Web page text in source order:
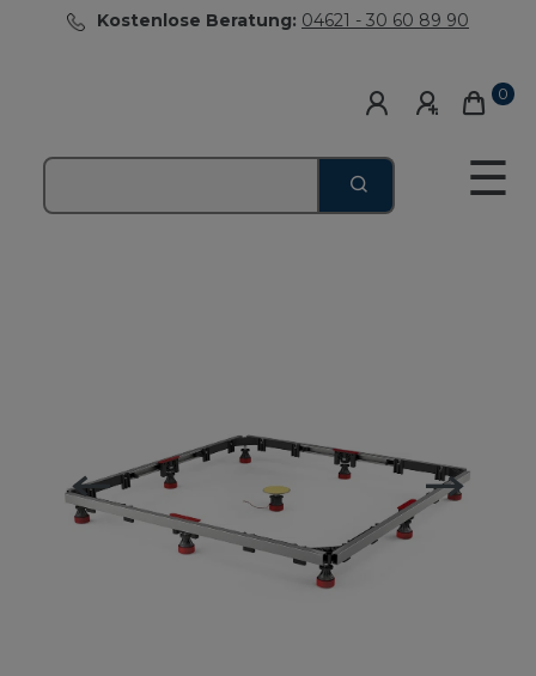
Kostenlose Beratung: 04621 - 30 60 89 90
0
☰